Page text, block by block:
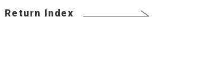
Return Index